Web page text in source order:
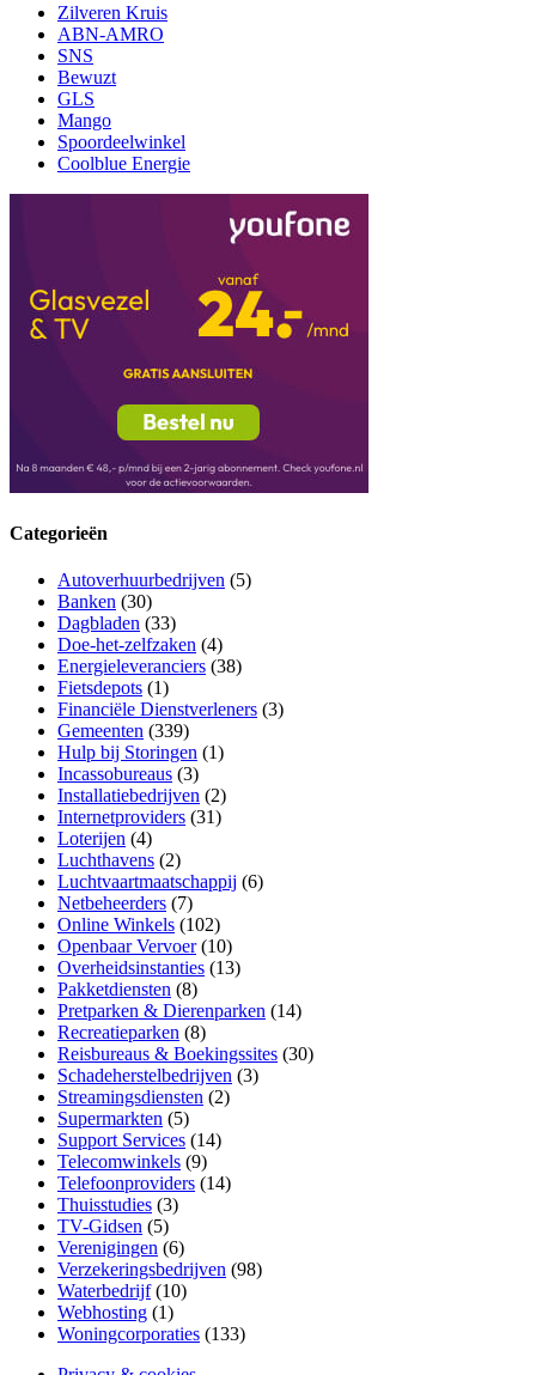
Zilveren Kruis
ABN-AMRO
SNS
Bewuzt
GLS
Mango
Spoordeelwinkel
Coolblue Energie
Categorieën
Autoverhuurbedrijven (5)
Banken (30)
Dagbladen (33)
Doe-het-zelfzaken (4)
Energieleveranciers (38)
Fietsdepots (1)
Financiële Dienstverleners (3)
Gemeenten (339)
Hulp bij Storingen (1)
Incassobureaus (3)
Installatiebedrijven (2)
Internetproviders (31)
Loterijen (4)
Luchthavens (2)
Luchtvaartmaatschappij (6)
Netbeheerders (7)
Online Winkels (102)
Openbaar Vervoer(10)
Overheidsinstanties (13)
Pakketdiensten (8)
Pretparken & Dierenparken (14)
Recreatieparken (8)
Reisbureaus & Boekingssites (30)
Schadeherstelbedrijven (3)
Streamingsdiensten (2)
Supermarkten (5)
Support Services (14)
Telecomwinkels (9)
Telefoonproviders (14)
Thuisstudies (3)
TV-Gidsen (5)
Verenigingen (6)
Verzekeringsbedrijven (98)
Waterbedrijf(10)
Webhosting (1)
Woningcorporaties (133)